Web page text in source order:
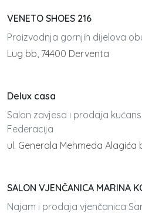
VENETO SHOES 216
Proizvodnja gornjih dijelova
Lug bb, 74400 Derventa
Delux casa
Salon zavjesa i prodaja
Federacija
ul. Generala Mehmeda Alagića
SALON VJENČANICA MARINA
Najam i prodaja vjenčanica